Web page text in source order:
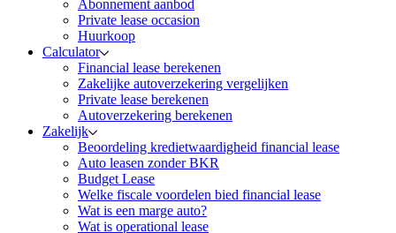
Abonnement aanbod
Private lease occasion
Huurkoop
Calculator
Financial lease berekenen
Zakelijke autoverzekering vergelijken
Private lease berekenen
Autoverzekering berekenen
Zakelijk
Beoordeling kredietwaardigheid financial lease
Auto leasen zonder BKR
Budget Lease
Welke fiscale voordelen bied financial lease
Wat is een marge auto?
Wat is operational lease